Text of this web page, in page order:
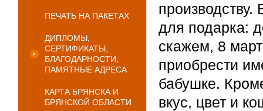
ПЕЧАТЬ НА ПАКЕТАХ
ДИПЛОМЫ,
СЕРТИФИКАТЫ,
БЛАГОДАРНОСТИ,
ПАМЯТНЫЕ АДРЕСА
КАРТА БРЯНСКА И
БРЯНСКОЙ ОБЛАСТИ
производству.
для подарка:
скажем, 8
приобрести
бабушке.
вкус, цвет и